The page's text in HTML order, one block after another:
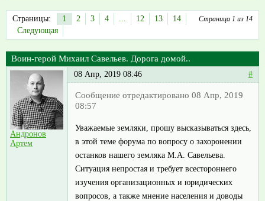
Страница 1 из 14
Страницы: 1 2 3 4 ... 12 13
14
Следующая
Воин-герой Михаил Савельев. Дорога домой..
Андронов
Артем
08 Апр, 2019 08:46 #
Сообщение отредактировано 08 Апр, 2019
08:57
Уважаемые земляки, прошу высказываться здесь,
в этой теме форума по вопросу о захоронении
останков нашего земляка М.А. Савельева.
Ситуация непростая и требует всестороннего
изучения организационных и юридических
вопросов, а также мнение населения и доводы